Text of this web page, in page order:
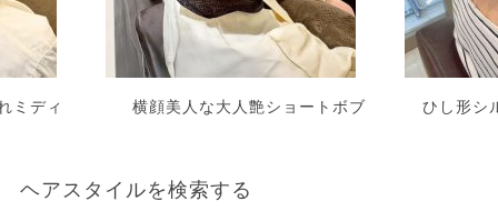
ミディ 横顔美人な大人艶ショートボブ ひし形シ
ヘアスタイルを検索する